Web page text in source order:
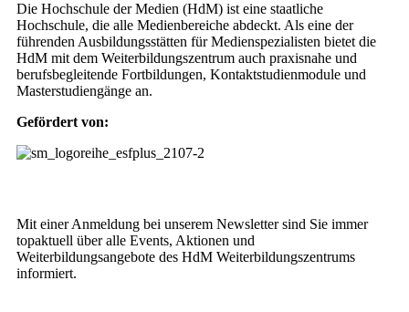
Die Hochschule der Medien (HdM) ist eine staatliche
Hochschule, die alle Medienbereiche abdeckt. Als eine der
führenden Ausbildungsstätten für Medienspezialisten bietet die
HdM mit dem Weiterbildungszentrum auch praxisnahe und
berufsbegleitende Fortbildungen, Kontaktstudienmodule und
Masterstudiengänge an.
Gefördert von:
Mit einer Anmeldung bei unserem Newsletter sind Sie immer
topaktuell über alle Events, Aktionen und
Weiterbildungsangebote des HdM Weiterbildungszentrums
informiert.